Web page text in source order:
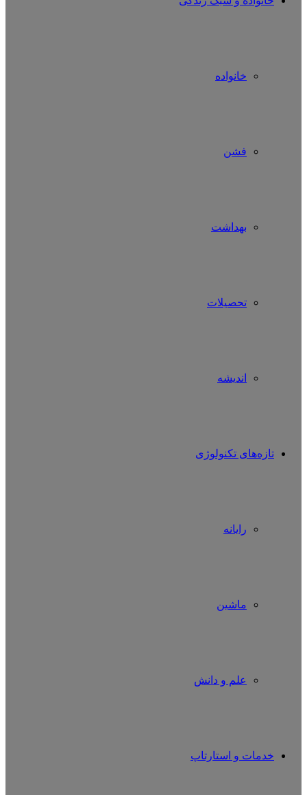
خانواده
فشن
بهداشت
تحصیلات
اندیشه
تازه‌های تکنولوژی
رایانه
ماشین
علم و دانش
خدمات و استارتاپ